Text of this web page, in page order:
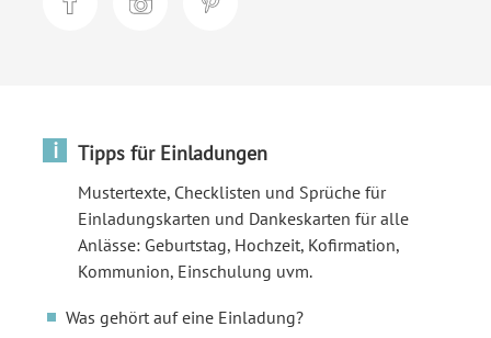
i Tipps für Einladungen
Mustertexte, Checklisten und Sprüche für
Einladungskarten und Dankeskarten für alle
Anlässe: Geburtstag, Hochzeit, Kofirmation,
Kommunion, Einschulung uvm.
Was gehört auf eine Einladung?